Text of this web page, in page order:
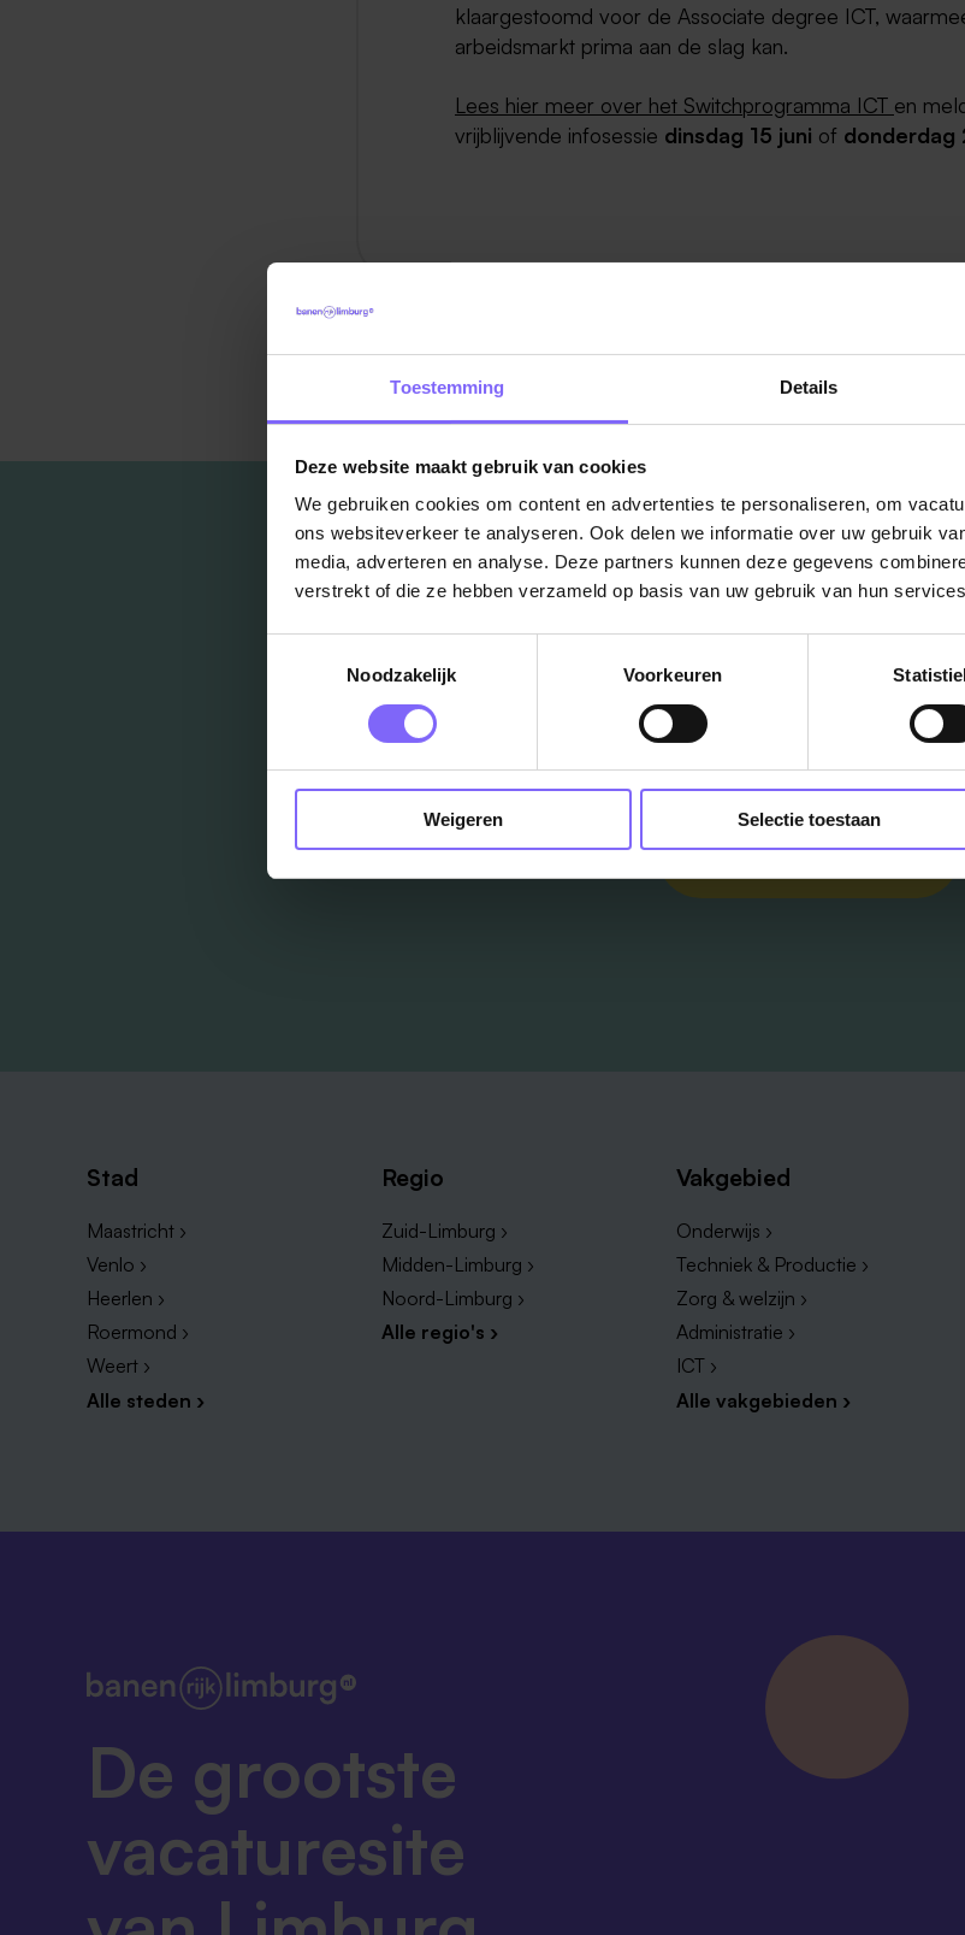
Toestemming Details
Deze website maakt gebruik van cookies
We gebruiken cookies om content en advertenties te personaliseren, om
ons websiteverkeer te analyseren. Ook delen we informatie over uw gebruik
media, adverteren en analyse. Deze partners kunnen deze gegevens
verstrekt of die ze hebben verzameld op basis van uw gebruik van hun
Noodzakelijk
Voorkeuren
Weigeren Selectie toestaan
klaargestoomd voor de Associate degree ICT,
arbeidsmarkt prima aan de slag kan.
Lees hier meer over het Switchprogramma ICT en
vrijblijvende infosessie dinsdag 15 juni of donderdag
Terug naar alle items
Vacatures
in je
Schrijf je in en we houden je op de
Job Alert instellen
Stad
Maastricht ›
Venlo ›
Heerlen ›
Roermond ›
Weert ›
Alle steden ›
Regio
Zuid-Limburg ›
Midden-Limburg ›
Noord-Limburg ›
Alle regio's ›
Vakgebied
Onderwijs ›
Techniek & Productie ›
Zorg & welzijn ›
Administratie ›
ICT ›
Alle vakgebieden ›
De grootste
vacaturesite